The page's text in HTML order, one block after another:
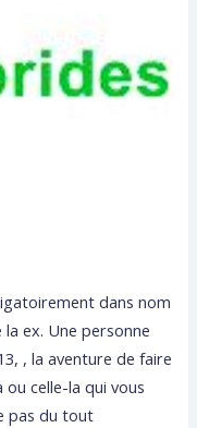
dans nom
ex. Une personne
, la aventure de faire
ou celle-la qui vous
pas du tout